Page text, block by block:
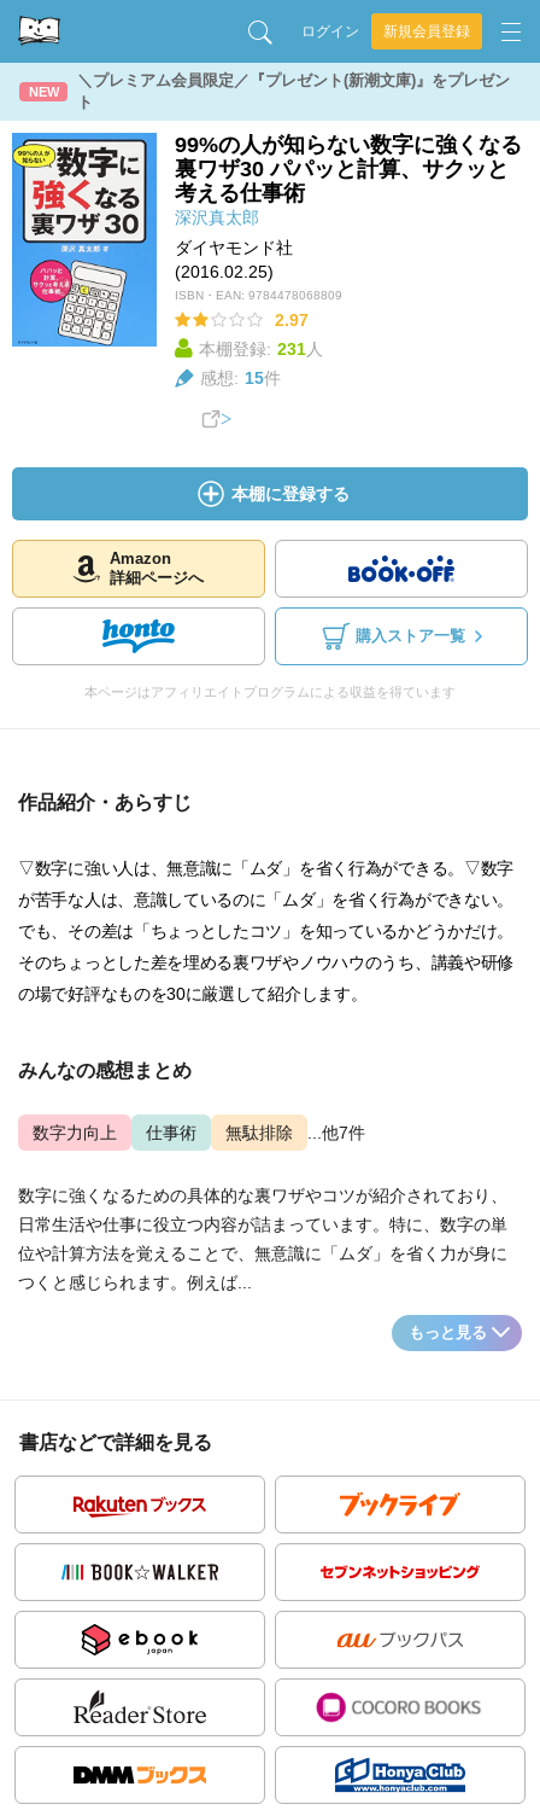
ログイン 新規会員登録
NEW
＼プレミアム会員限定／『プレゼント(新潮文庫)』をプレゼン
ト
99%の人が知らない数字に強くなる
裏ワザ30 パパッと計算、サクッと
考える仕事術
深沢真太郎
ダイヤモンド社
(2016.02.25)
ISBN・EAN: 9784478068809
2.97
本棚登録: 231人
感想: 15件
本棚に登録する
Amazon
詳細ページへ
購入ストア一覧
本ページはアフィリエイトプログラムによる収益を得ています
作品紹介・あらすじ
▽数字に強い人は、無意識に「ムダ」を省く行為ができる。▽数字
が苦手な人は、意識しているのに「ムダ」を省く行為ができない。
でも、その差は「ちょっとしたコツ」を知っているかどうかだけ。
そのちょっとした差を埋める裏ワザやノウハウのうち、講義や研修
の場で好評なものを30に厳選して紹介します。
みんなの感想まとめ
数字力向上 仕事術 無駄排除 ...他7件
数字に強くなるための具体的な裏ワザやコツが紹介されており、
日常生活や仕事に役立つ内容が詰まっています。特に、数字の単
位や計算方法を覚えることで、無意識に「ムダ」を省く力が身に
つくと感じられます。例えば...
もっと見る
書店などで詳細を見る